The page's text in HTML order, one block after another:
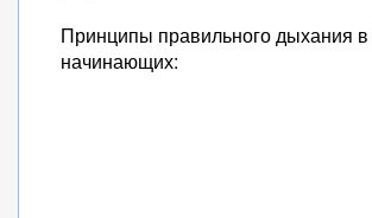
Принципы правильного дыхания в
начинающих: